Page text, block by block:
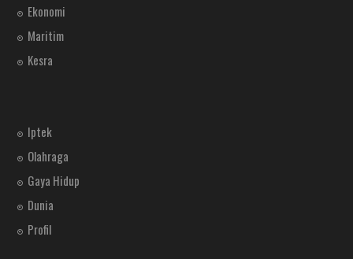
Ekonomi
Maritim
Kesra
Iptek
Olahraga
Gaya Hidup
Dunia
Profil